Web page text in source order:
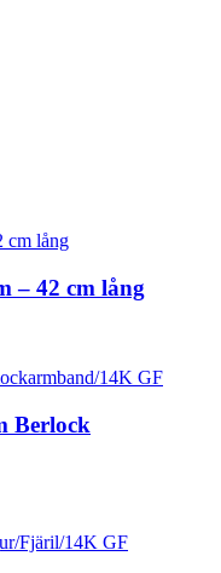
– 42 cm lång
Berlock